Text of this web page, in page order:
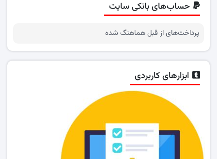
حساب‌های بانکی سایت
پرداخت‌های از قبل هماهنگ شده
ابزارهای کاربردی